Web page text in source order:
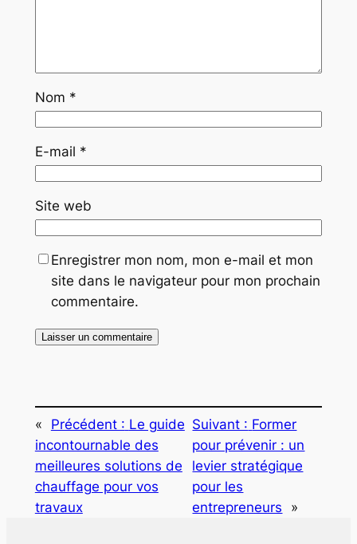
Nom *
E-mail *
Site web
Enregistrer mon nom, mon e-mail et mon
site dans le navigateur pour mon prochain
commentaire.
« Précédent : Le guide
incontournable des
meilleures solutions de
chauffage pour vos
travaux
Suivant : Former
pour prévenir : un
levier stratégique
pour les
entrepreneurs
»